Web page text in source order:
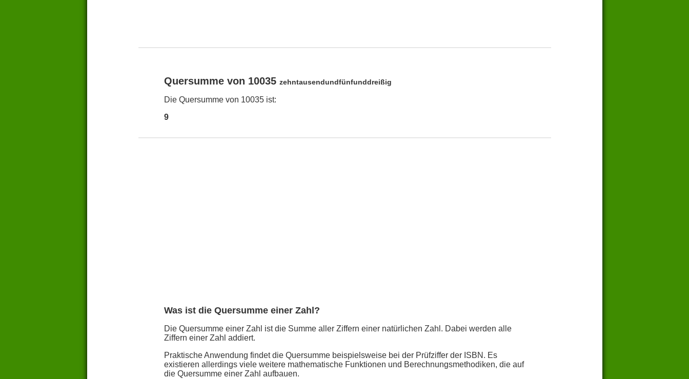
Quersumme von 10035 zehntausendundfünfunddreißig
Die Quersumme von 10035 ist:
9
Was ist die Quersumme einer Zahl?
Die Quersumme einer Zahl ist die Summe aller Ziffern einer natürlichen Zahl. Dabei werden alle
Ziffern einer Zahl addiert.
Praktische Anwendung findet die Quersumme beispielsweise bei der Prüfziffer der ISBN. Es
existieren allerdings viele weitere mathematische Funktionen und Berechnungsmethodiken, die auf
die Quersumme einer Zahl aufbauen.